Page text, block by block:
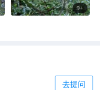
9+
去提问